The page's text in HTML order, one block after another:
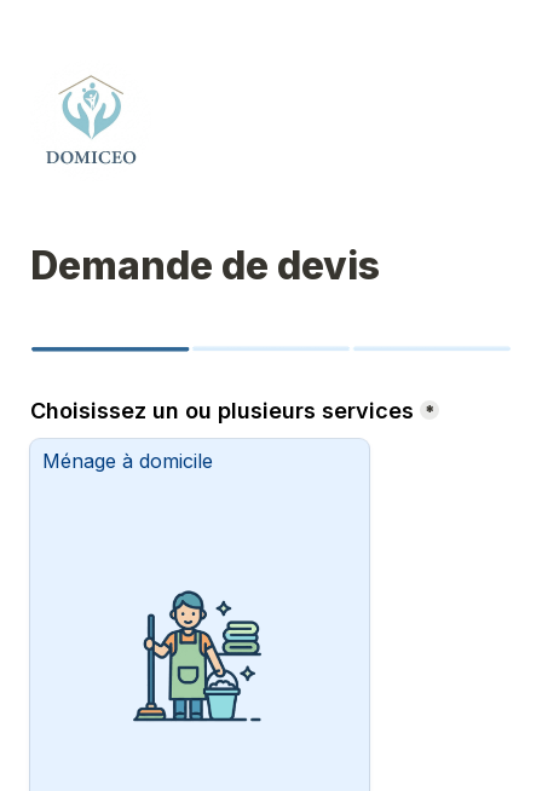
Demande de devis
Choisissez un ou plusieurs services *
Ménage à domicile